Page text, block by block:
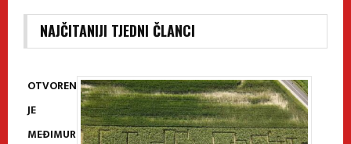
NAJČITANIJI TJEDNI ČLANCI
OTVOREN
JE
MEĐIMUR